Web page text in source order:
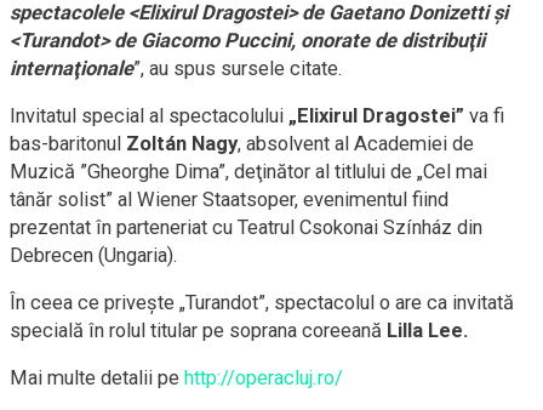
spectacolele <Elixirul Dragostei> de Gaetano Donizetti şi
<Turandot> de Giacomo Puccini, onorate de distribuţii
internaţionale”, au spus sursele citate.
Invitatul special al spectacolului „Elixirul Dragostei” va fi
bas-baritonul Zoltán Nagy, absolvent al Academiei de
Muzică ”Gheorghe Dima”, deţinător al titlului de „Cel mai
tânăr solist” al Wiener Staatsoper, evenimentul fiind
prezentat în parteneriat cu Teatrul Csokonai Színház din
Debrecen (Ungaria).
În ceea ce priveşte „Turandot”, spectacolul o are ca invitată
specială în rolul titular pe soprana coreeană Lilla Lee.
Mai multe detalii pe http://operacluj.ro/